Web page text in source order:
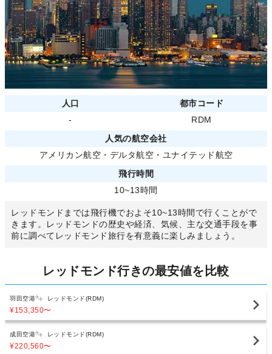
人口
都市コード
-
RDM
人気の航空会社
アメリカン航空 ・ デルタ航空 ・ ユナイテッド航空
飛行時間
10~13時間
レッドモンドまでは飛行機でおよそ10~13時間で行くことがで
きます。レッドモンドの歴史や経済、気候、主な交通手段を事
前に調べてレッドモンド旅行を有意義に楽しみましょう。
レッドモンド行きの最安値を比較
羽田空港 レッドモンド(RDM)
¥153,350〜
成田空港 レッドモンド(RDM)
¥220,560〜